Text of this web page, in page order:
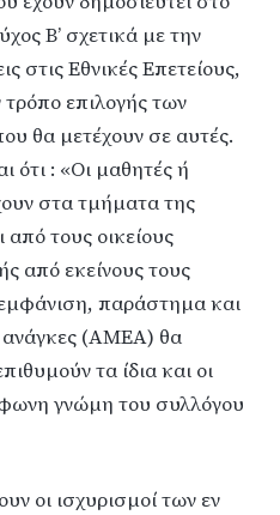
Β’ σχετικά με την
στις Εθνικές Επετείους,
επιλογής των
θα μετέχουν σε αυτές.
ότι : «Οι μαθητές ή
στα τμήματα της
τους οικείους
από εκείνους τους
παράστημα και
ανάγκες (ΑΜΕΑ) θα
τα ίδια και οι
γνώμη του συλλόγου
οι ισχυρισμοί των εν